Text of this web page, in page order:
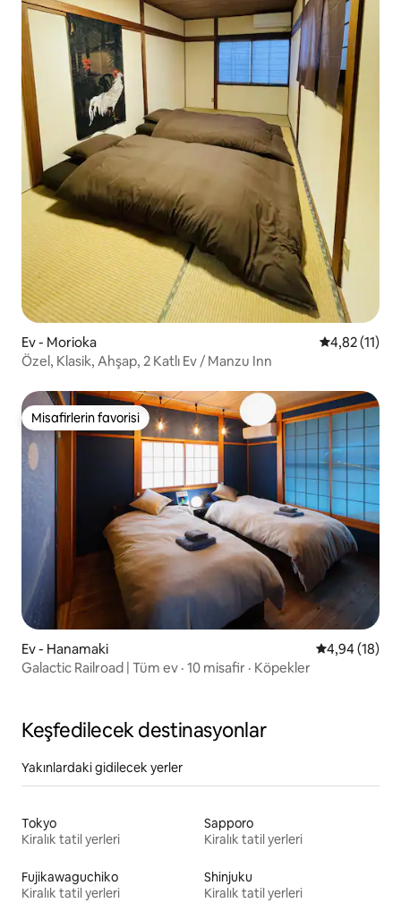
Ev - Morioka 5 üzerinden
4,82 (11)
Özel, Klasik, Ahşap, 2 Katlı Ev / Manzu Inn
Misafirlerin favorisi
Misafirlerin favorisi
Ev - Hanamaki 5 üzerinden
4,94 (18)
Galactic Railroad | Tüm ev · 10 misafir · Köpekler
Keşfedilecek destinasyonlar
Yakınlardaki gidilecek yerler
Tokyo
Kiralık tatil yerleri
Sapporo
Kiralık tatil yerleri
Fujikawaguchiko
Kiralık tatil yerleri
Shinjuku
Kiralık tatil yerleri